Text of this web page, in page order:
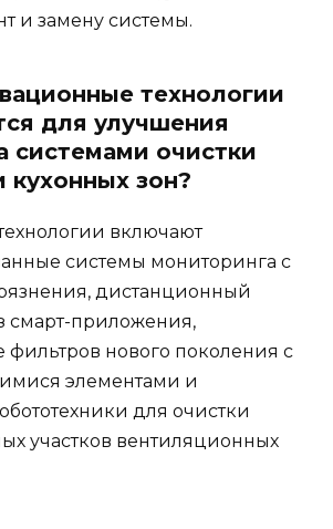
и замену системы.
технологии
для улучшения
системами очистки
кухонных зон?
включают
системы мониторинга с
дистанционный
смарт-приложения,
фильтров нового поколения с
элементами и
для очистки
участков вентиляционных